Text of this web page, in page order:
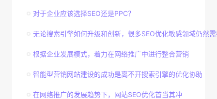
对于企业应该选择SEO还是PPC？
无论搜索引擎如何升级和创新，很多SEO优化敏感领域仍然
根据企业发展模式，着力在网络推广中进行整合营销
智能型营销网站建设的成功是离不开搜索引擎的优化协助
在网络推广的发展趋势下，网站SEO优化首当其冲